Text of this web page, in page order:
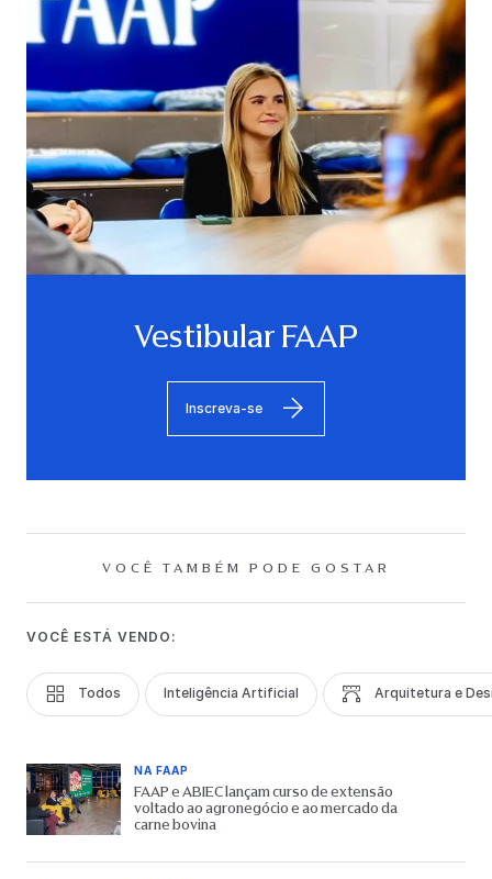
Vestibular FAAP
Inscreva-se
VOCÊ TAMBÉM PODE GOSTAR
VOCÊ ESTÁ VENDO:
Todos Inteligência Artificial Arquitetura e
NA FAAP
FAAP e ABIEC lançam curso de extensão
voltado ao agronegócio e ao mercado da
carne bovina